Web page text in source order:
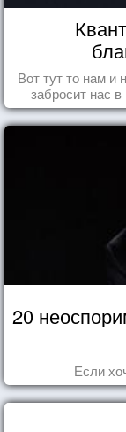
Вот тут то нам и
забросит нас
20
Если